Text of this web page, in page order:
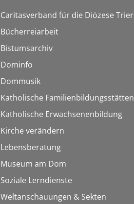
Caritasverband für die Diözese Trier
Bücherreiarbeit
Bistumsarchiv
Dominfo
Dommusik
Katholische Familienbildungsstätten
Katholische Erwachsenenbildung
Kirche verändern
Lebensberatung
Museum am Dom
Soziale Lerndienste
Weltanschauungen & Sekten